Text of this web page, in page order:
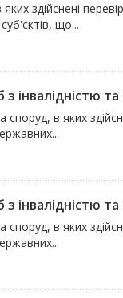
здійснені
що...
інвалідністю
споруд, в яких
інвалідністю
споруд, в яких